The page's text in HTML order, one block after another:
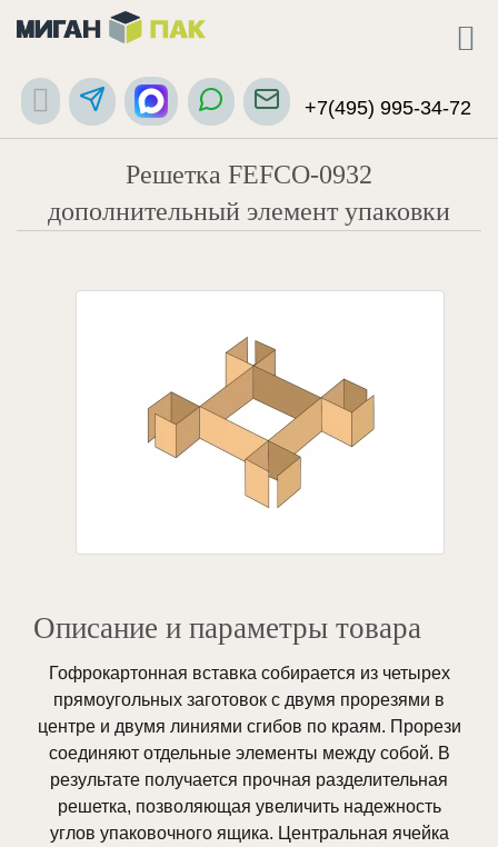
+7(495) 995-34-72
Решетка FEFCO-0932
дополнительный элемент упаковки
Описание и параметры товара
Гофрокартонная вставка собирается из четырех
прямоугольных заготовок с двумя прорезями в
центре и двумя линиями сгибов по краям. Прорези
соединяют отдельные элементы между собой. В
результате получается прочная разделительная
решетка, позволяющая увеличить надежность
углов упаковочного ящика. Центральная ячейка